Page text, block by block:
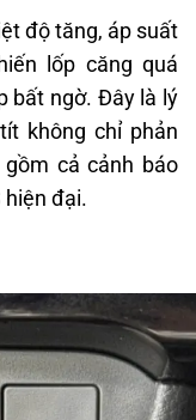
độ tăng, áp suất
lốp căng quá
bất ngờ. Đây là lý
không chỉ phản
cả cảnh báo
hiện đại.